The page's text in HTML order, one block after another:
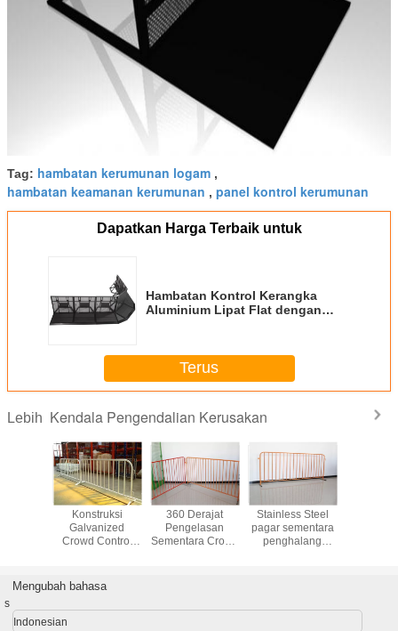
Tag: hambatan kerumunan logam ,
hambatan keamanan kerumunan , panel kontrol kerumunan
Dapatkan Harga Terbaik untuk
Hambatan Kontrol Kerangka
Aluminium Lipat Flat dengan
Terus
Lebih Kendala Pengendalian Kerusakan
Konstruksi
Galvanized
Crowd Control
Pagar Barikade
360 Derajat
Pengelasan
Sementara Crowd
Stainless Steel
pagar sementara
penghalang
Mengubah bahasa
s
Indonesian